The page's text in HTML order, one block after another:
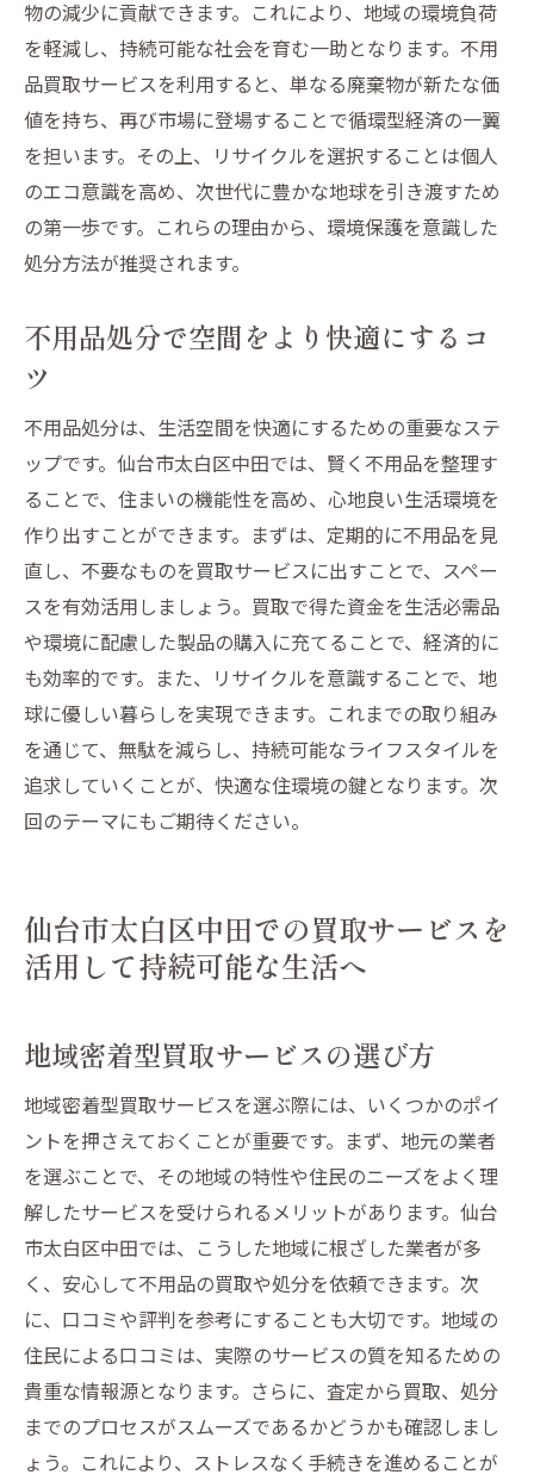
物の減少に貢献できます。これにより、地域の環境負荷
を軽減し、持続可能な社会を育む一助となります。不用
品買取サービスを利用すると、単なる廃棄物が新たな価
値を持ち、再び市場に登場することで循環型経済の一翼
を担います。その上、リサイクルを選択することは個人
のエコ意識を高め、次世代に豊かな地球を引き渡すため
の第一歩です。これらの理由から、環境保護を意識した
処分方法が推奨されます。
不用品処分で空間をより快適にするコ
ツ
不用品処分は、生活空間を快適にするための重要なステ
ップです。仙台市太白区中田では、賢く不用品を整理す
ることで、住まいの機能性を高め、心地良い生活環境を
作り出すことができます。まずは、定期的に不用品を見
直し、不要なものを買取サービスに出すことで、スペー
スを有効活用しましょう。買取で得た資金を生活必需品
や環境に配慮した製品の購入に充てることで、経済的に
も効率的です。また、リサイクルを意識することで、地
球に優しい暮らしを実現できます。これまでの取り組み
を通じて、無駄を減らし、持続可能なライフスタイルを
追求していくことが、快適な住環境の鍵となります。次
回のテーマにもご期待ください。
仙台市太白区中田での買取サービスを
活用して持続可能な生活へ
地域密着型買取サービスの選び方
地域密着型買取サービスを選ぶ際には、いくつかのポイ
ントを押さえておくことが重要です。まず、地元の業者
を選ぶことで、その地域の特性や住民のニーズをよく理
解したサービスを受けられるメリットがあります。仙台
市太白区中田では、こうした地域に根ざした業者が多
く、安心して不用品の買取や処分を依頼できます。次
に、口コミや評判を参考にすることも大切です。地域の
住民による口コミは、実際のサービスの質を知るための
貴重な情報源となります。さらに、査定から買取、処分
までのプロセスがスムーズであるかどうかも確認しまし
ょう。これにより、ストレスなく手続きを進めることが